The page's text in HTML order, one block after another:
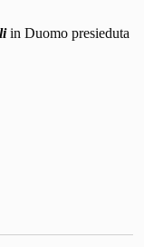
in Duomo presieduta